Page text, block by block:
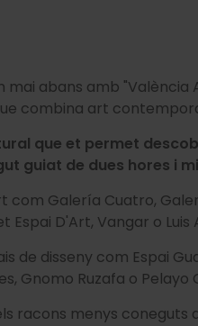
mai abans amb "València
combina art
que et permet
guiat de dues hores i
com Galería Cuatro,
Espai D'Art, Vangar o
de disseny com Espai
Gnomo Ruzafa o Pelayo
racons menys